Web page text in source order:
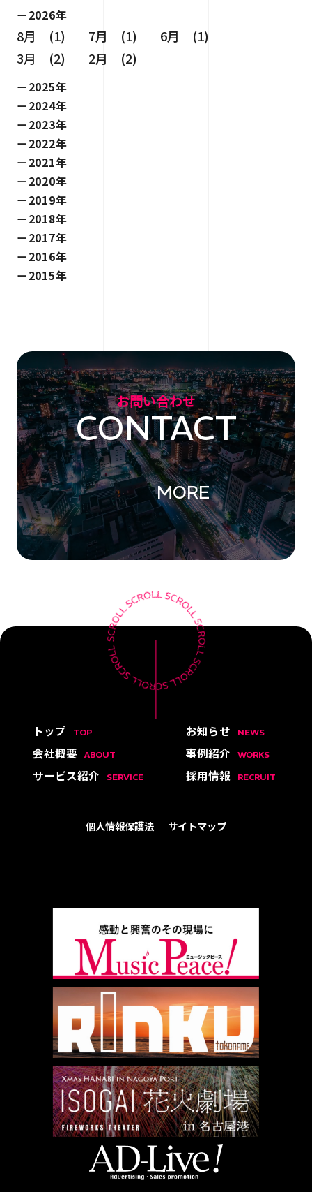
2026年
8月 (1) 7月 (1)
6月 (1)
3月 (2)
2月 (2)
2025年
2024年
2023年
2022年
2021年
2020年
2019年
2018年
2017年
2016年
2015年
お問い合わせ
CONTACT
MORE
トップ TOP お知らせ NEWS
会社概要 ABOUT 事例紹介 WORKS
サービス紹介 SERVICE 採用情報 RECRUIT
個人情報保護法 サイトマップ